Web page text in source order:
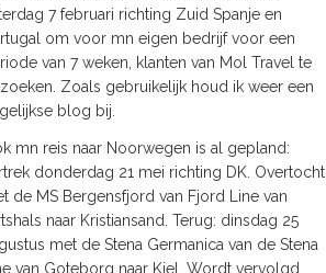
7 februari richting Zuid Spanje en
om voor mn eigen bedrijf voor een
van 7 weken, klanten van Mol Travel te
Zoals gebruikelijk houd ik weer een
blog bij.
mn reis naar Noorwegen is al gepland:
donderdag 21 mei richting DK. Overtocht
de MS Bergensfjord van Fjord Line van
naar Kristiansand. Terug: dinsdag 25
met de Stena Germanica van de Stena
van Goteborg naar Kiel. Wordt vervolgd.